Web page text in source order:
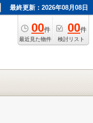
最終更新：2026年08月08日
00件
最近見た物件
00件
検討リスト